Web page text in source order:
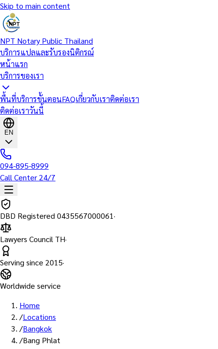
Skip to main content
NPT Notary Public Thailand
บริการแปลและรับรองนิติกรณ์
หน้าแรก
บริการของเรา
พื้นที่บริการขั้นตอนFAQเกี่ยวกับเราติดต่อเรา
ติดต่อเราวันนี้
EN
094-895-8999
Call Center 24/7
DBD Registered 0435567000061·
Lawyers Council TH·
Serving since 2015·
Worldwide service
Home
/Locations
/Bangkok
/Bang Phlat